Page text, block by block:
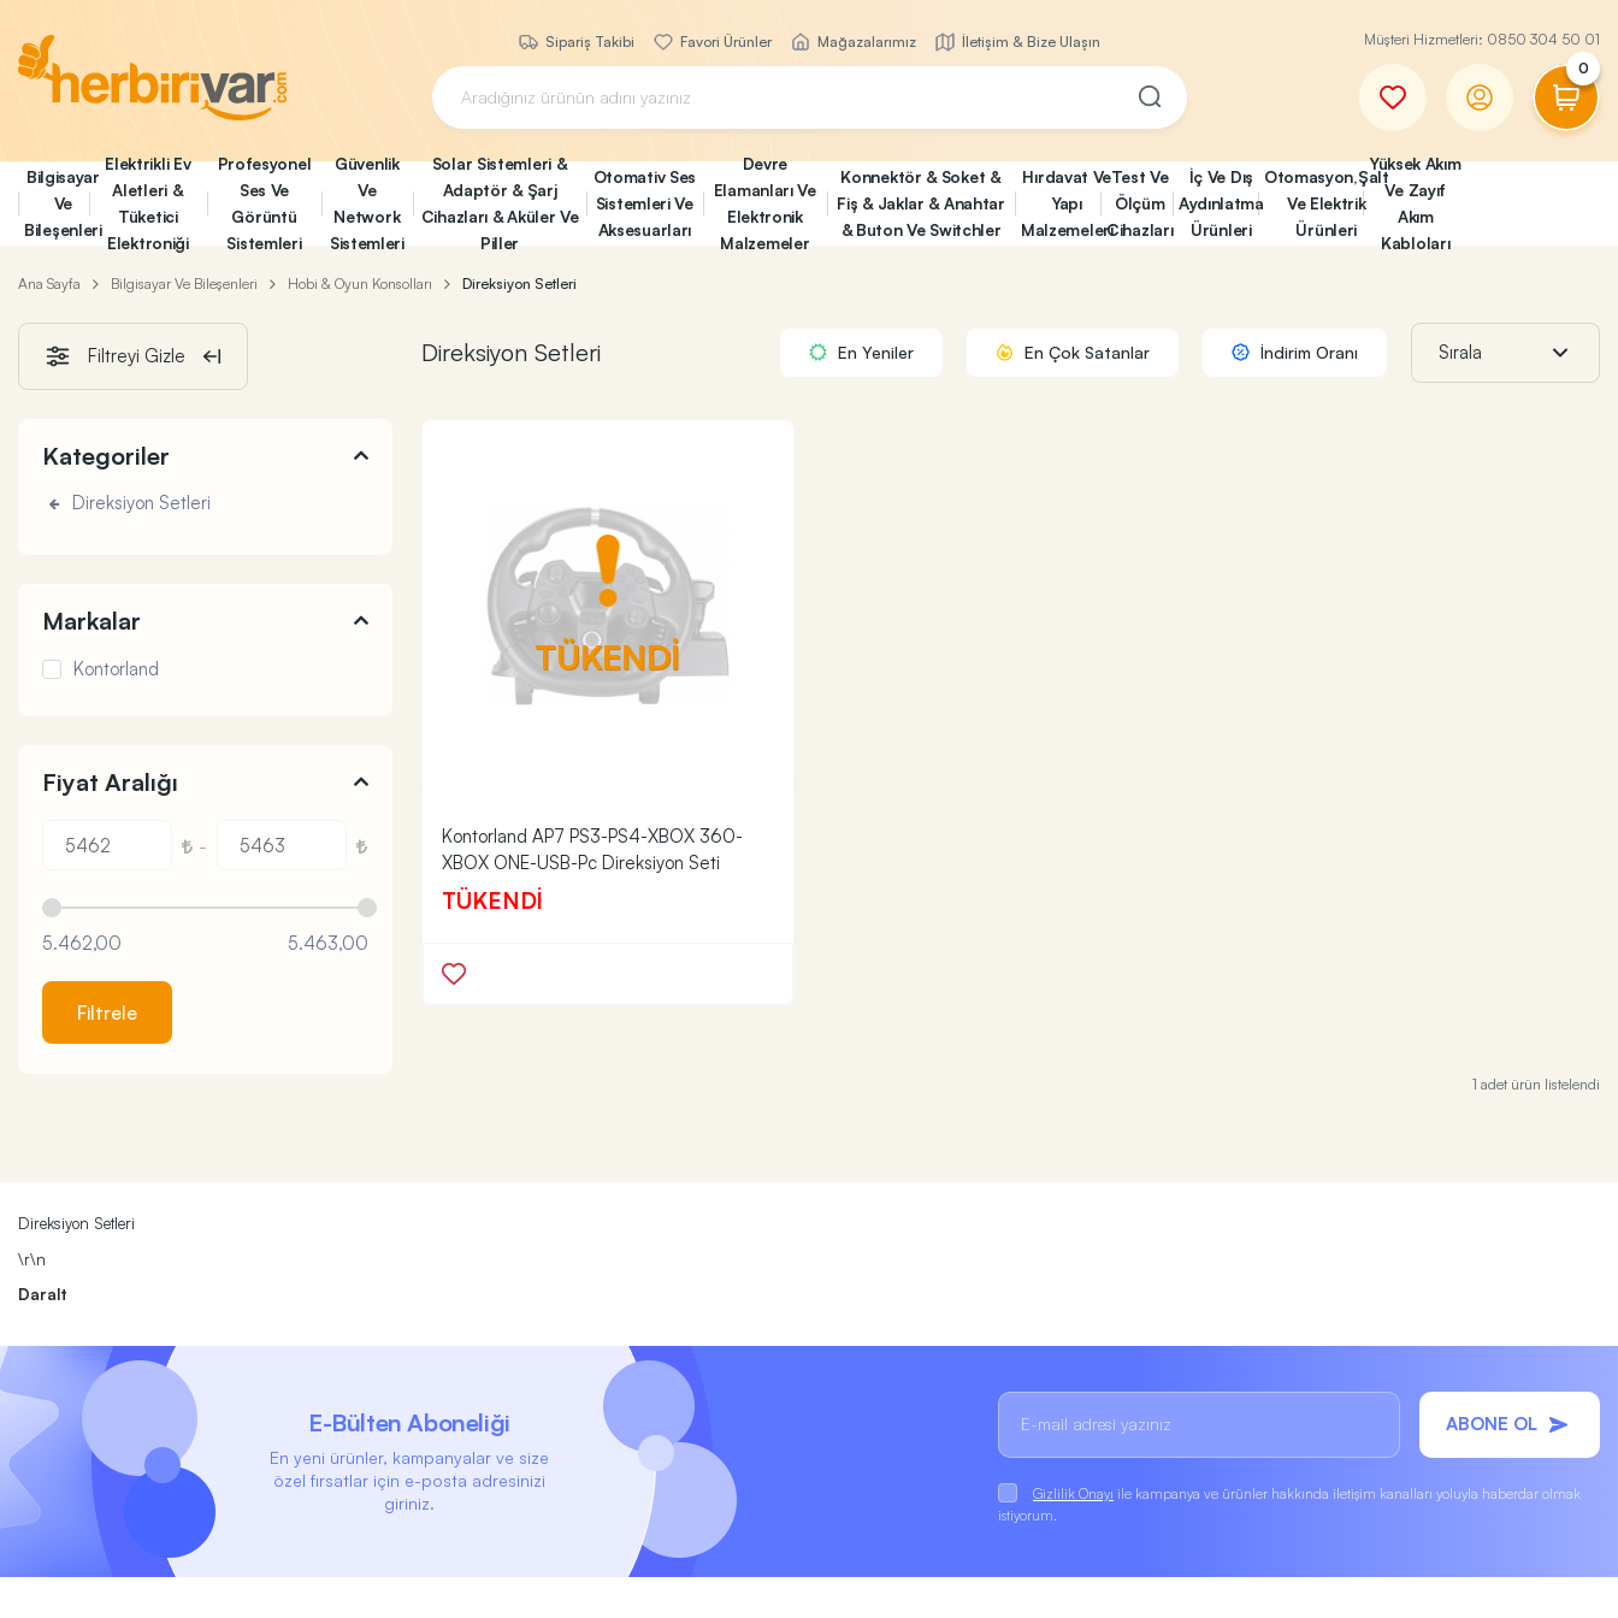
Sipariş Takibi Favori Ürünler Mağazalarımız İletişim & Bize Ulaşın Müşteri Hizmetleri: 0850 304 50 01
0
Bilgisayar
Ve
Bileşenleri
Elektrikli Ev
Aletleri &
Tüketici
Elektroniği
Profesyonel
Ses Ve
Görüntü
Sistemleri
Güvenlik
Ve
Network
Sistemleri
Solar Sistemleri &
Adaptör & Şarj
Cihazları & Aküler Ve
Piller
Otomativ Ses
Sistemleri Ve
Aksesuarları
Devre
Elamanları Ve
Elektronik
Malzemeler
Konnektör & Soket &
Fiş & Jaklar & Anahtar
& Buton Ve Switchler
Hırdavat Ve
Yapı
Malzemeleri
Test Ve
Ölçüm
Cihazları
İç Ve Dış
Aydınlatma
Ürünleri
Otomasyon,Şalt
Ve Elektrik
Ürünleri
Yüksek Akım
Ve Zayıf
Akım
Kabloları
Ana Sayfa Bilgisayar Ve Bileşenleri Hobi & Oyun Konsolları Direksiyon Setleri
Kategoriler
Direksiyon Setleri
Markalar
Kontorland
Fiyat Aralığı
-
5.462,00 5.463,00
Filtrele
Filtreyi Gizle İndirim Oranı
En Çok Satanlar
En Yeniler
Direksiyon Setleri
TÜKENDİ
Kontorland AP7 PS3-PS4-XBOX 360-
XBOX ONE-USB-Pc Direksiyon Seti
TÜKENDİ
1 adet ürün listelendi
Direksiyon Setleri
\r\n
Daralt
E-Bülten Aboneliği
En yeni ürünler, kampanyalar ve size
özel fırsatlar için e-posta adresinizi
giriniz.
ABONE OL
Gizlilik Onayı ile kampanya ve ürünler hakkında iletişim kanalları yoluyla haberdar olmak
istiyorum.